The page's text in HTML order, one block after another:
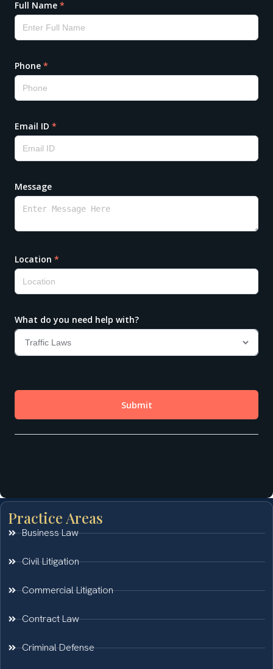
Practice Areas
Business Law
Civil Litigation
Commercial Litigation
Contract Law
Criminal Defense